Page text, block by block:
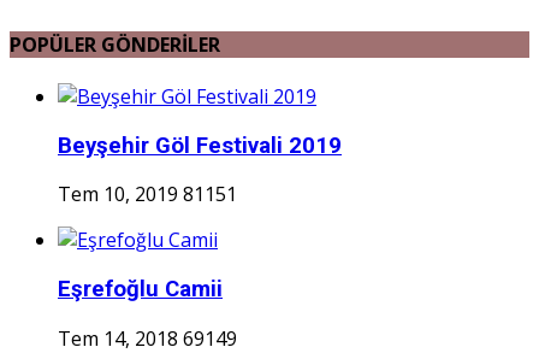
POPÜLER GÖNDERİLER
Beyşehir Göl Festivali 2019
Tem 10, 2019 81151
Eşrefoğlu Camii
Tem 14, 2018 69149